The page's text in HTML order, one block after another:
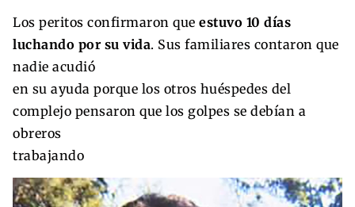
Los peritos confirmaron que estuvo 10 días
luchando por su vida. Sus familiares contaron que
nadie acudió
en su ayuda porque los otros huéspedes del
complejo pensaron que los golpes se debían a
obreros
trabajando